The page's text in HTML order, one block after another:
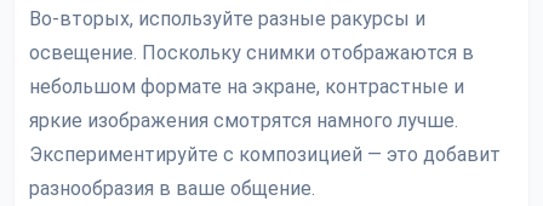
Во-вторых, используйте разные ракурсы и
освещение. Поскольку снимки отображаются в
небольшом формате на экране, контрастные и
яркие изображения смотрятся намного лучше.
Экспериментируйте с композицией — это добавит
разнообразия в ваше общение.